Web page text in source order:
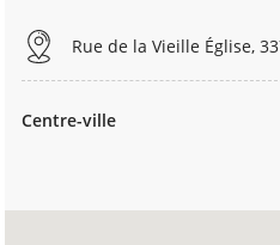
Rue de la Vieille Église,
Centre-ville